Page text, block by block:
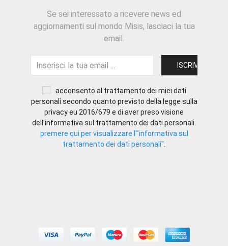
Se sei interessato a ricevere news ed
aggiornamenti sul mondo Misis, lasciaci la tua
email.
acconsento al trattamento dei miei dati
personali secondo quanto previsto della legge sulla
privacy eu 2016/679 e di aver preso visione
dell'informativa sul trattamento dei dati personali.
premere qui per visualizzare l'"informativa sul
trattamento dei dati personali"